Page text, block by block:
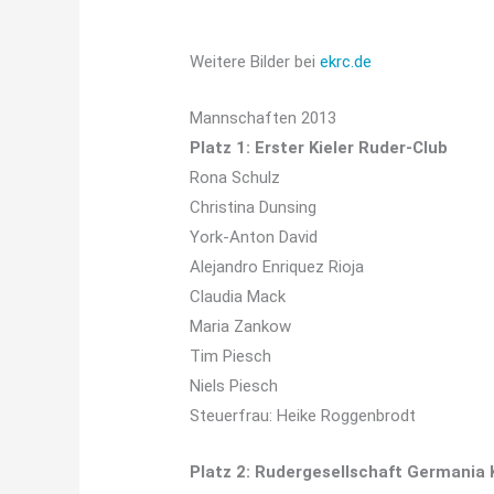
Weitere Bilder beiekrc.de
Mannschaften 2013
Platz 1: Erster Kieler Ruder-Club
Rona Schulz
Christina Dunsing
York-Anton David
Alejandro Enriquez Rioja
Claudia Mack
Maria Zankow
Tim Piesch
Niels Piesch
Steuerfrau: Heike Roggenbrodt
Platz 2: Rudergesellschaft Germania